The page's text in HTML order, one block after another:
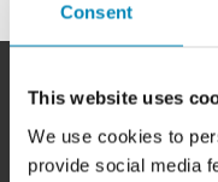
Consent
This website uses
We use cookies to
provide social media